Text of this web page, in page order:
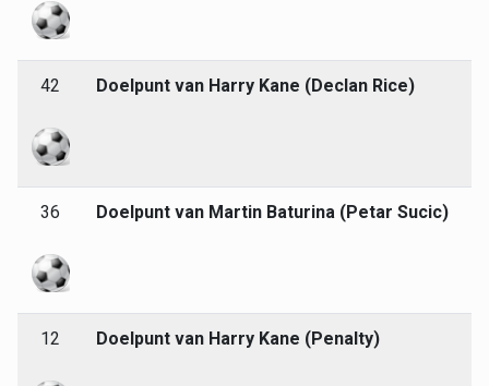
42 Doelpunt van Harry Kane (Declan Rice)
36 Doelpunt van Martin Baturina (Petar Sucic)
12 Doelpunt van Harry Kane (Penalty)